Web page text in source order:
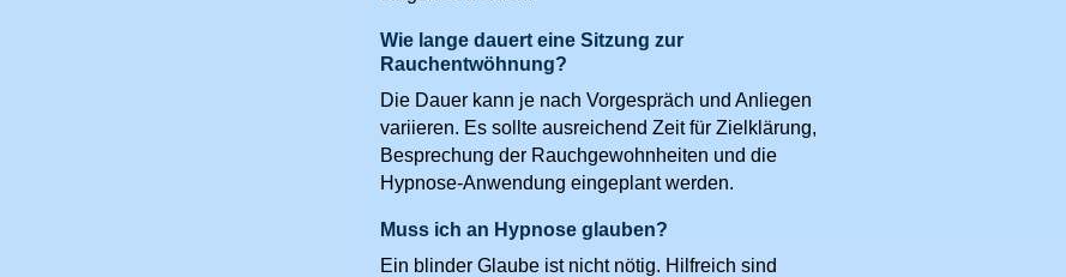
Wie lange dauert eine Sitzung zur
Rauchentwöhnung?
Die Dauer kann je nach Vorgespräch und Anliegen
variieren. Es sollte ausreichend Zeit für Zielklärung,
Besprechung der Rauchgewohnheiten und die
Hypnose-Anwendung eingeplant werden.
Muss ich an Hypnose glauben?
Ein blinder Glaube ist nicht nötig. Hilfreich sind